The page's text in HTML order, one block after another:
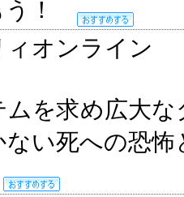
う！
ィオンライン
ムを求め広大
い死への恐